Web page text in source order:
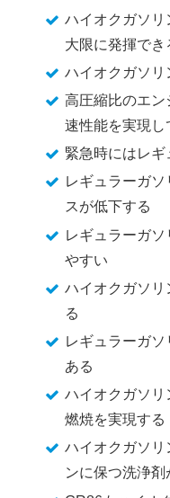
ハイオクガソリ
大限に発揮でき
ハイオクガソリ
高圧縮比のエン
速性能を実現し
緊急時にはレ
レギュラーガ
スが低下する
レギュラーガ
やすい
ハイオクガソ
る
レギュラーガ
ある
ハイオクガソリ
燃焼を実現する
ハイオクガソリ
ンに保つ洗浄